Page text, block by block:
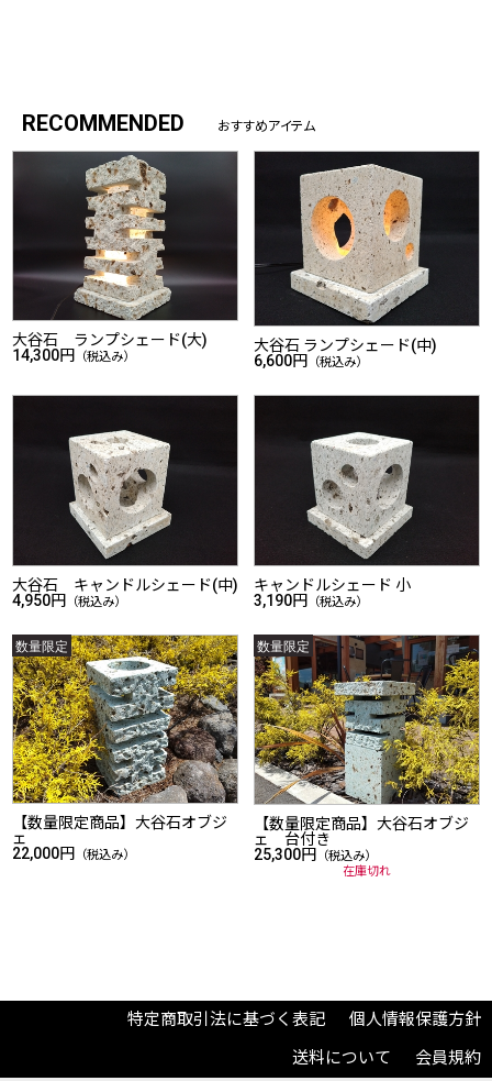
RECOMMENDED おすすめアイテム
大谷石 ランプシェード(大)
14,300円
（税込み）
大谷石 ランプシェード(中)
6,600円
（税込み）
大谷石 キャンドルシェード(中)
4,950円
（税込み）
キャンドルシェード 小
3,190円
（税込み）
【数量限定商品】大谷石オブジ
ェ
22,000円
（税込み）
【数量限定商品】大谷石オブジ
ェ 台付き
25,300円
（税込み）
在庫切れ
特定商取引法に基づく表記
個人情報保護方針
送料について
会員規約